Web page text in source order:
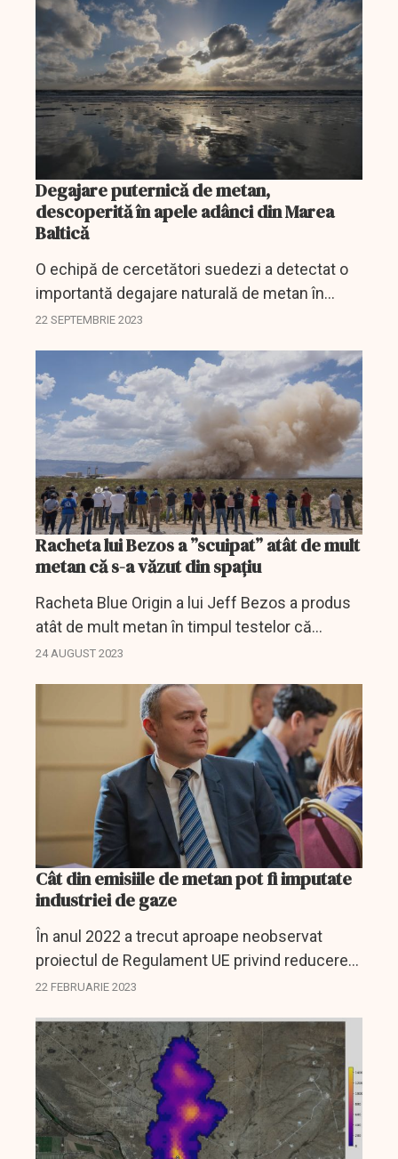
Degajare puternică de metan,
descoperită în apele adânci din Marea
Baltică
O echipă de cercetători suedezi a detectat o
importantă degajare naturală de metan în
apele adânci din Marea Baltică, acest gaz
22 SEPTEMBRIE 2023
Racheta lui Bezos a ”scuipat” atât de mult
metan că s-a văzut din spațiu
Racheta Blue Origin a lui Jeff Bezos a produs
atât de mult metan în timpul testelor că
acesta a putu fi zărit din spațiu.
24 AUGUST 2023
Cât din emisiile de metan pot fi imputate
industriei de gaze
În anul 2022 a trecut aproape neobservat
proiectul de Regulament UE privind reducerea
emisiilor de metan (14615/22), ajuns la
particularități ale...
22 FEBRUARIE 2023